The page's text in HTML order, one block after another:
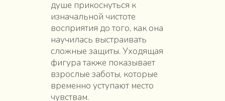
душе прикоснуться к
изначальной чистоте
восприятия до того, как она
научилась выстраивать
сложные защиты. Уходящая
фигура также показывает
взрослые заботы, которые
временно уступают место
чувствам.